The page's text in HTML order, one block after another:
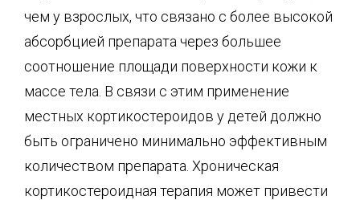
чем у взрослых, что связано с более высокой
абсорбцией препарата через большее
соотношение площади поверхности кожи к
массе тела. В связи с этим применение
местных кортикостероидов у детей должно
быть ограничено минимально эффективным
количеством препарата. Хроническая
кортикостероидная терапия может привести